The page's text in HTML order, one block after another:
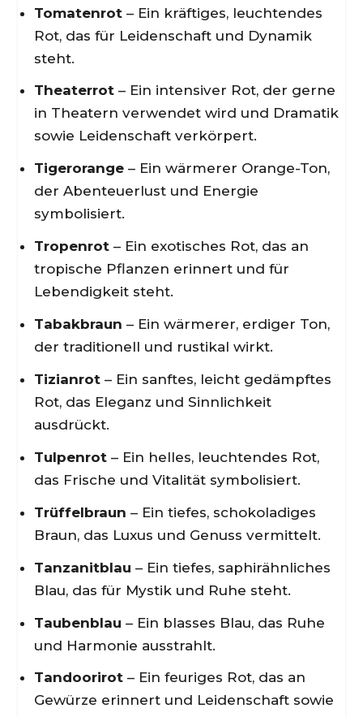
Tomatenrot– Ein kräftiges, leuchtendes
Rot, das für Leidenschaft und Dynamik
steht.
Theaterrot– Ein intensiver Rot, der gerne
in Theatern verwendet wird und Dramatik
sowie Leidenschaft verkörpert.
Tigerorange– Ein wärmerer Orange-Ton,
der Abenteuerlust und Energie
symbolisiert.
Tropenrot– Ein exotisches Rot, das an
tropische Pflanzen erinnert und für
Lebendigkeit steht.
Tabakbraun – Ein wärmerer, erdiger Ton,
der traditionell und rustikal wirkt.
Tizianrot– Ein sanftes, leicht gedämpftes
Rot, das Eleganz und Sinnlichkeit
ausdrückt.
Tulpenrot– Ein helles, leuchtendes Rot,
das Frische und Vitalität symbolisiert.
Trüffelbraun – Ein tiefes, schokoladiges
Braun, das Luxus und Genuss vermittelt.
Tanzanitblau – Ein tiefes, saphirähnliches
Blau, das für Mystik und Ruhe steht.
Taubenblau – Ein blasses Blau, das Ruhe
und Harmonie ausstrahlt.
Tandoorirot– Ein feuriges Rot, das an
Gewürze erinnert und Leidenschaft sowie